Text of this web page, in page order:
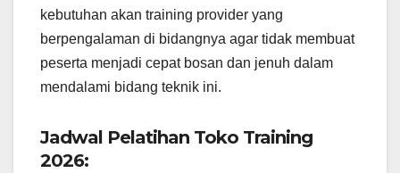
kebutuhan akan training provider yang
berpengalaman di bidangnya agar tidak membuat
peserta menjadi cepat bosan dan jenuh dalam
mendalami bidang teknik ini.
Jadwal Pelatihan Toko Training
2026: